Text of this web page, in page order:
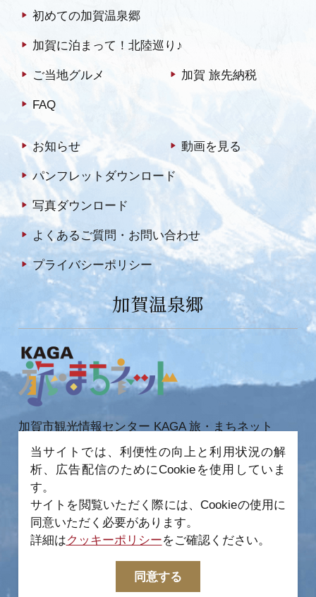
初めての加賀温泉郷
加賀に泊まって！北陸巡り♪
ご当地グルメ 加賀 旅先納税
FAQ
お知らせ 動画を見る
パンフレットダウンロード
写真ダウンロード
よくあるご質問・お問い合わせ
プライバシーポリシー
加賀温泉郷
加賀市観光情報センター KAGA 旅・まちネット
〒922-0423
石川県加賀市作見町ヲ6-2 JR 加賀温泉駅内
TEL 0761-72-6678
© 2022-2026 加賀市観光情報センター All Rights
Reserved.
当サイトでは、利便性の向上と利用状況の解
析、広告配信のためにCookieを使用していま
す。
サイトを閲覧いただく際には、Cookieの使用に
同意いただく必要があります。
詳細はクッキーポリシーをご確認ください。
同意する